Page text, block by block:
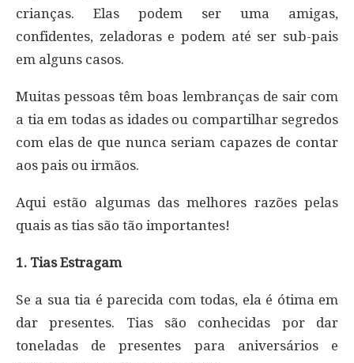
crianças. Elas podem ser uma amigas,
confidentes, zeladoras e podem até ser sub-pais
em alguns casos.
Muitas pessoas têm boas lembranças de sair com
a tia em todas as idades ou compartilhar segredos
com elas de que nunca seriam capazes de contar
aos pais ou irmãos.
Aqui estão algumas das melhores razões pelas
quais as tias são tão importantes!
1. Tias Estragam
Se a sua tia é parecida com todas, ela é ótima em
dar presentes. Tias são conhecidas por dar
toneladas de presentes para aniversários e